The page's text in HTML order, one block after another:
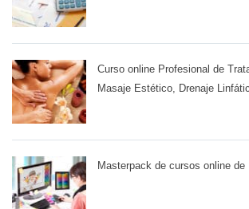
Curso online Profesional de
Masaje Estético, Drenaje
Masterpack de cursos online de